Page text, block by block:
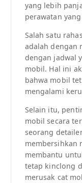
yang lebih
perawatan
Salah satu
adalah dengan
dengan jadwal
mobil. Hal ini
bahwa mobil
mengalami
Selain itu,
mobil secara
seorang
membersihkan
membantu
tetap kinclong
merusak cat